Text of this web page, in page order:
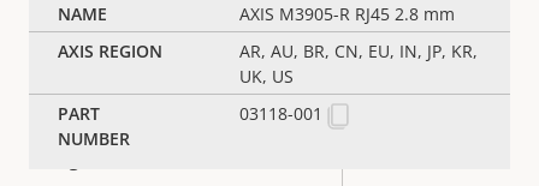
속
성
설
명
속
HTTPS 암호화 예
IEEE 802.1X 예
AXIS M3905-R RJ45 2.8 mm
AR, AU, BR, CN, EU, IN, JP, KR,
UK, US
03118-001